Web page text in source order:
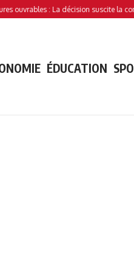
: La décision suscite la
ÉDUCATION